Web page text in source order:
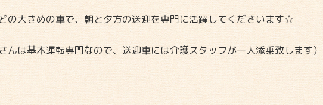
の大きめの車で、朝と夕方の送迎を専門に活躍してくださいます☆
んは基本運転専門なので、送迎車には介護スタッフが一人添乗致します）